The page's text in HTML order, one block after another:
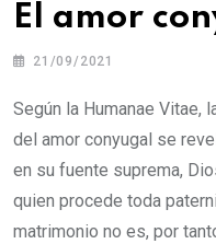
El amor
21/09/2021
Según la Humanae Vitae,
del amor conyugal se
en su fuente suprema,
quien procede toda
matrimonio no es, por